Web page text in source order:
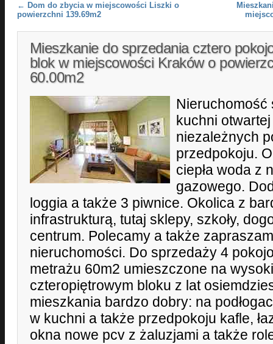
Post navigation
← Dom do zbycia w miejscowości Liszki o
powierzchni 139.69m2
Mieszkanie do sprzedania cztero
blok w miejscowości Kraków o
60.00m2
Nieruchomość
kuchni
niezależnych
przedpokoju.
ciepła woda z
gazowego.
loggia a także 3 piwnice. Okolica z
infrastrukturą, tutaj sklepy, szkoły,
centrum. Polecamy a także
nieruchomości. Do sprzedaży 4
metrażu 60m2 umieszczone na
czteropiętrowym bloku z lat
mieszkania bardzo dobry: na
w kuchni a także przedpokoju kafle,
okna nowe pcv z żaluzjami a także